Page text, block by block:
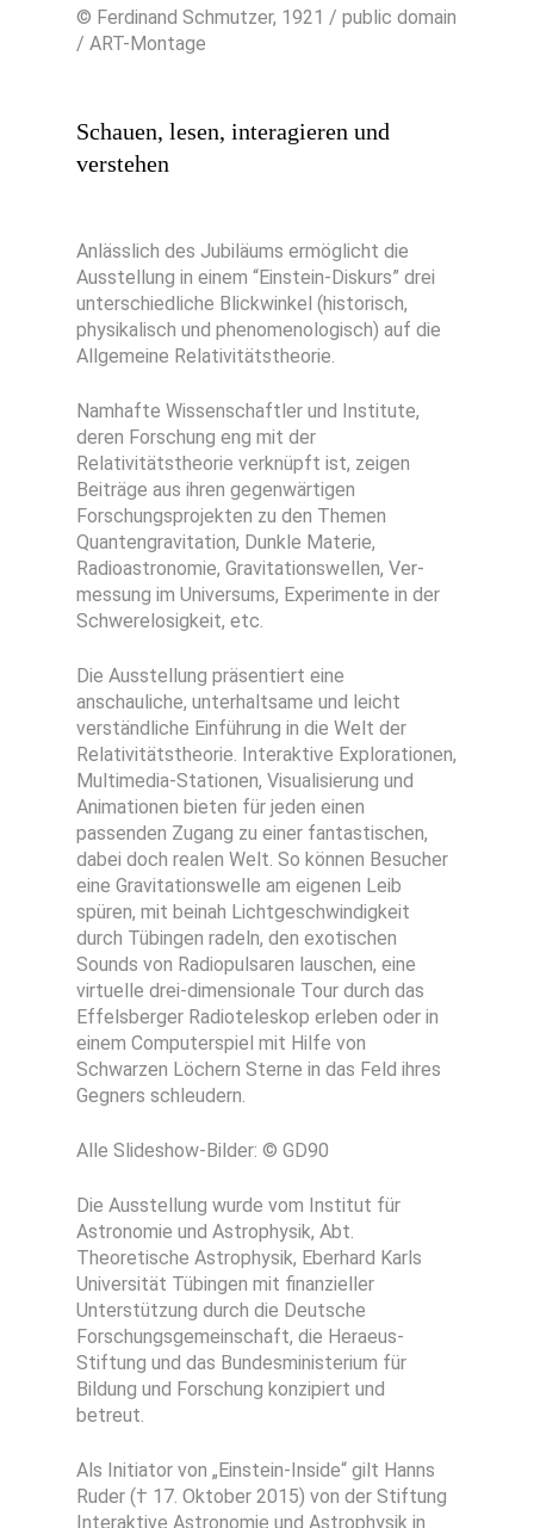
© Ferdinand Schmutzer, 1921 / public domain
/ ART-Montage
Schauen, lesen, interagieren und
verstehen
Anlässlich des Jubiläums ermöglicht die
Ausstellung in einem “Einstein-Diskurs” drei
unterschiedliche Blickwinkel (historisch,
physikalisch und phenomenologisch) auf die
Allgemeine Relativitätstheorie.
Namhafte Wissenschaftler und Institute,
deren Forschung eng mit der
Relativitätstheorie ver­knüpft ist, zeigen
Beiträge aus ihren gegen­wärtigen
Forschungs­projekten zu den Themen
Quantengravitation, Dunkle Materie,
Radioastronomie, Gravitationswellen, Ver­
messung im Universums, Experimente in der
Schwerelosigkeit, etc.
Die Ausstellung präsentiert eine
anschauliche, unterhaltsame und leicht
verständliche Einführung in die Welt der
Relativitätstheorie. Interaktive Explorationen,
Multimedia-Stationen, Visualisierung und
Animationen bieten für jeden einen
passenden Zugang zu einer fantastischen,
dabei doch realen Welt. So können Besucher
eine Gravitationswelle am eigenen Leib
spüren, mit beinah Lichtgeschwindigkeit
durch Tübingen radeln, den exotischen
Sounds von Radiopulsaren lauschen, eine
virtuelle drei-dimensionale Tour durch das
Effelsberger Radioteleskop erleben oder in
einem Computerspiel mit Hilfe von
Schwarzen Löchern Sterne in das Feld ihres
Gegners schleudern.
Alle Slideshow-Bilder: © GD90
Die Ausstellung wurde vom Institut für
Astronomie und Astrophysik, Abt.
Theoretische Astrophysik, Eberhard Karls
Universität Tübingen mit finanzieller
Unterstützung durch die Deutsche
Forschungsgemeinschaft, die Heraeus-
Stiftung und das Bundesministerium für
Bildung und Forschung konzipiert und
betreut.
Als Initiator von „Einstein-Inside“ gilt Hanns
Ruder († 17. Oktober 2015) von der Stiftung
Interaktive Astronomie und Astrophysik in